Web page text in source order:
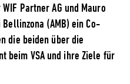
Partner AG und Mauro
(AMB) ein Co-
die beiden über die
beim VSA und ihre Ziele für